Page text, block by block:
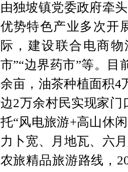
由独坡镇党委政府牵
优势特色产业多次开
际，建设联合电商
市”“边界药市”等。目
余亩，油茶种植面积4
边2万余村民实现家门
托“风电旅游+高山休
力卜宽、月地瓦、六
农旅精品旅游路线，